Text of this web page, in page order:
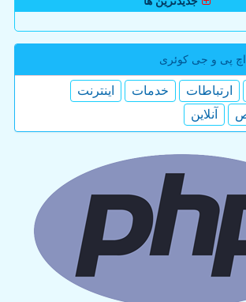
پی و جی كوئری
ارتباطات خدمات
اینترنت
آنلاین